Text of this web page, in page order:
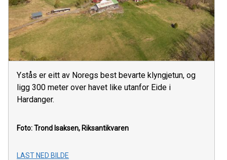
Ystås er eitt av Noregs best bevarte klyngjetun, og
ligg 300 meter over havet like utanfor Eide i
Hardanger.
Foto: Trond Isaksen, Riksantikvaren
LAST NED BILDE